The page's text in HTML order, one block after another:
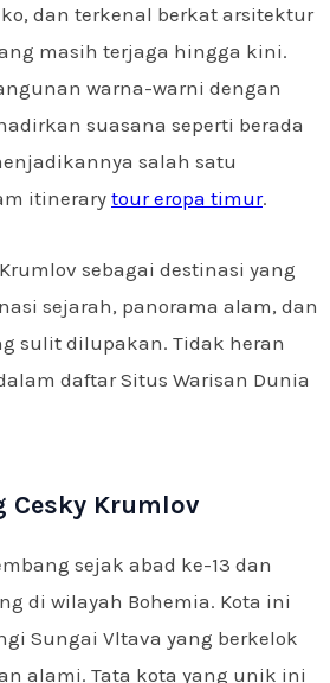
dan terkenal berkat arsitektur
masih terjaga hingga kini.
warna-warni dengan
suasana seperti berada
salah satu
itinerary tour eropa timur.
sebagai destinasi yang
sejarah, panorama alam, dan
sulit dilupakan. Tidak heran
daftar Situs Warisan Dunia
Cesky Krumlov
sejak abad ke-13 dan
di wilayah Bohemia. Kota ini
Sungai Vltava yang berkelok
alami. Tata kota yang unik ini